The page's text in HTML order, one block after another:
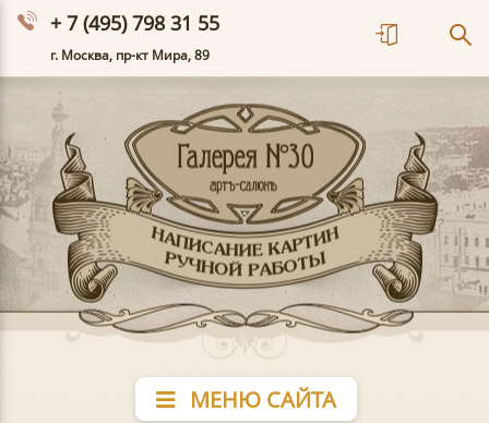
+ 7 (495) 798 31 55
г. Москва, пр-кт Мира, 89
МЕНЮ САЙТА